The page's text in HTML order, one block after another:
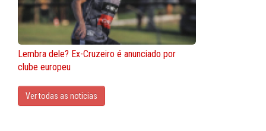
Lembra dele? Ex-Cruzeiro é anunciado por
clube europeu
Ver todas as noticias